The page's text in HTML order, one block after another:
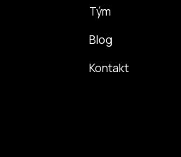
Tým
Blog
Kontakt